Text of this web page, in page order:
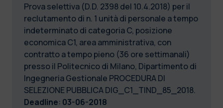
Prova selettiva (D.D. 2398 del 10.4.2018) per il
reclutamento di n. 1 unità di personale a tempo
indeterminato di categoria C, posizione
economica C1, area amministrativa, con
contratto a tempo pieno (36 ore settimanali)
presso il Politecnico di Milano, Dipartimento di
Ingegneria Gestionale PROCEDURA DI
SELEZIONE PUBBLICA DIG_C1_TIND_85_2018.
Deadline: 03-06-2018